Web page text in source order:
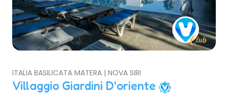
ITALIA BASILICATA MATERA | NOVA SIRI
Villaggio Giardini D'oriente